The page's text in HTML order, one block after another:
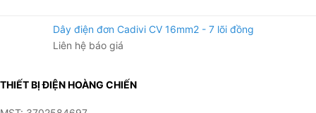
Dây điện đơn Cadivi CV 16mm2 - 7 lõi đồng
Liên hệ báo giá
THIẾT BỊ ĐIỆN HOÀNG CHIẾN